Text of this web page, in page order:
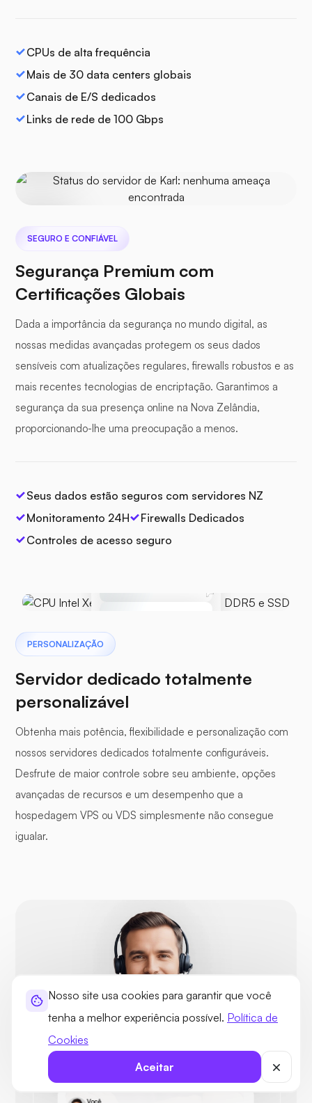
Nosso site usa cookies para garantir que você
tenha a melhor experiência possível. Política de
Cookies
Aceitar
CPUs de alta frequência
Mais de 30 data centers globais
Canais de E/S dedicados
Links de rede de 100 Gbps
Protegido
encontrada
SEGURO E CONFIÁVEL
Segurança Premium com
Certificações Globais
Dada a importância da segurança no mundo digital, as
nossas medidas avançadas protegem os seus dados
sensíveis com atualizações regulares, firewalls robustos e as
mais recentes tecnologias de encriptação. Garantimos a
segurança da sua presença online na Nova Zelândia,
proporcionando-lhe uma preocupação a menos.
Seus dados estão seguros com servidores NZ
Monitoramento 24H
Firewalls Dedicados
Controles de acesso seguro
PERSONALIZAÇÃO
Servidor dedicado totalmente
personalizável
Obtenha mais potência, flexibilidade e personalização com
nossos servidores dedicados totalmente configuráveis.
Desfrute de maior controle sobre seu ambiente, opções
avançadas de recursos e um desempenho que a
hospedagem VPS ou VDS simplesmente não consegue
igualar.
CPU
GPU
Você